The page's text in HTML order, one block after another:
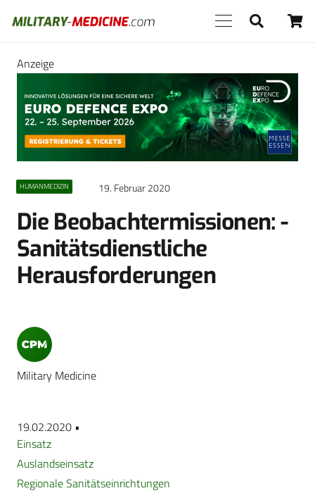
Anzeige
HUMANMEDIZIN 19. Februar 2020
Die Beobachtermissionen: ­
Sanitätsdienstliche
Herausforderungen
Military Medicine
19.02.2020 •
Einsatz
Auslandseinsatz
Regionale Sanitätseinrichtungen